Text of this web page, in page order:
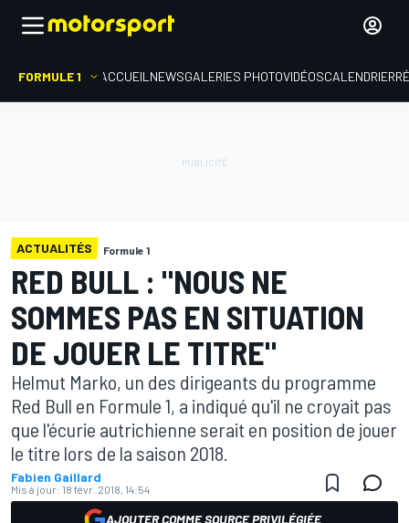
FORMULE 1 ACCUEIL NEWSGALERIES PHOTOVIDÉOSCALENDRIER
ACTUALITÉS Formule 1
RED BULL : "NOUS NE
SOMMES PAS EN SITUATION
DE JOUER LE TITRE"
Helmut Marko, un des dirigeants du programme
Red Bull en Formule 1, a indiqué qu'il ne croyait pas
que l'écurie autrichienne serait en position de jouer
le titre lors de la saison 2018.
Fabien Gaillard
Mis à jour: 18 févr. 2018, 14:54
AJOUTER COMME SOURCE PRIVILÉGIÉE